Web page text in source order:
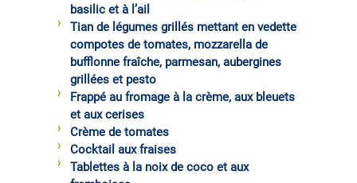
basilic et à l’ail
Tian de légumes grillés mettant en vedette
compotes de tomates, mozzarella de
bufflonne fraîche, parmesan, aubergines
grillées et pesto
Frappé au fromage à la crème, aux bleuets
et aux cerises
Crème de tomates
Cocktail aux fraises
Tablettes à la noix de coco et aux